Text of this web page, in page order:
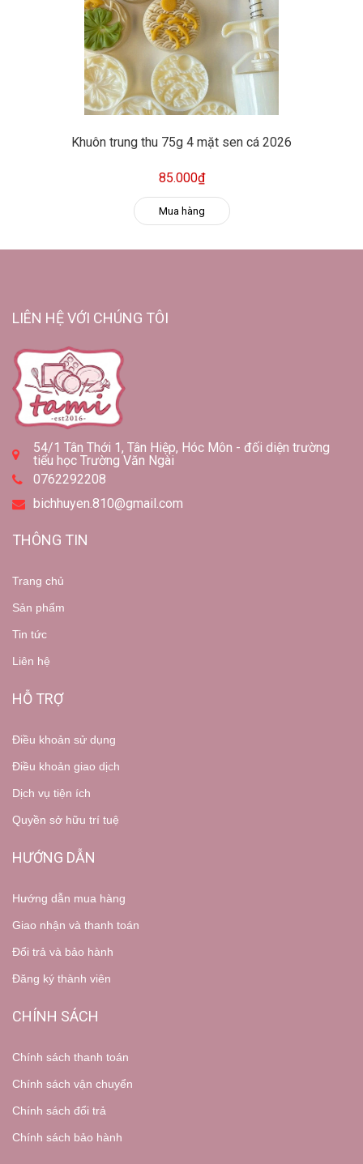
Khuôn trung thu 75g 4 mặt sen cá 2026
85.000₫
Mua hàng
LIÊN HỆ VỚI CHÚNG TÔI
54/1 Tân Thới 1, Tân Hiệp, Hóc Môn - đối diện trường
tiểu học Trường Văn Ngài
0762292208
bichhuyen.810@gmail.com
THÔNG TIN
Trang chủ
Sản phẩm
Tin tức
Liên hệ
HỖ TRỢ
Điều khoản sử dụng
Điều khoản giao dịch
Dịch vụ tiện ích
Quyền sở hữu trí tuệ
HƯỚNG DẪN
Hướng dẫn mua hàng
Giao nhận và thanh toán
Đổi trả và bảo hành
Đăng ký thành viên
CHÍNH SÁCH
Chính sách thanh toán
Chính sách vận chuyển
Chính sách đổi trả
Chính sách bảo hành